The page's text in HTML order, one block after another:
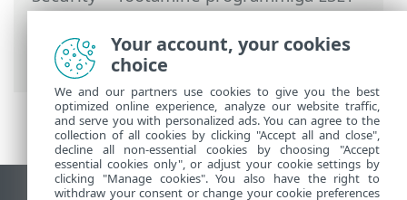
Small Business Security>Täpsem
häälestus >Kontrollid> Võrguliikluse
skanner
Your account, your cookies
choice
We and our partners use cookies to give you the best
optimized online experience, analyze our website traffic,
and serve you with personalized ads. You can agree to the
collection of all cookies by clicking "Accept all and close",
decline all non-essential cookies by choosing "Accept
essential cookies only", or adjust your cookie settings by
clicking "Manage cookies". You also have the right to
withdraw your consent or change your cookie preferences